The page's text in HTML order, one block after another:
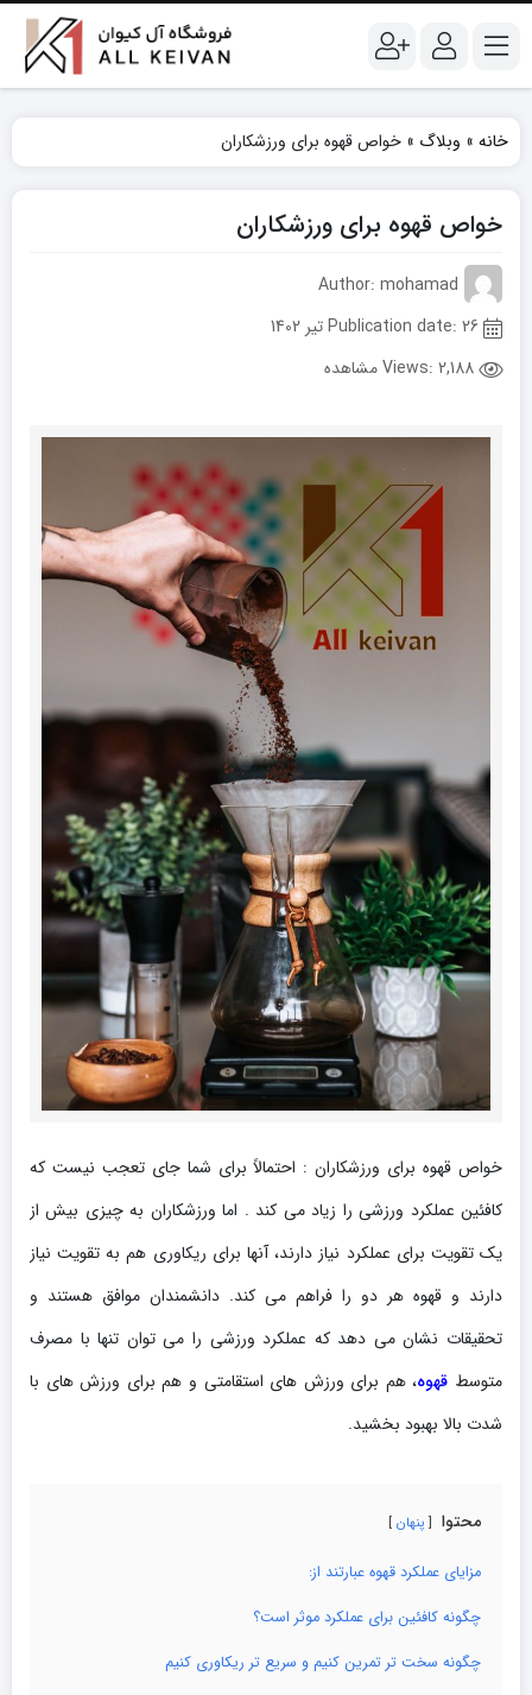
خانه » وبلاگ » خواص قهوه برای ورزشکاران
خواص قهوه برای ورزشکاران
Author: mohamad
2,188 مشاهده
خواص قهوه برای ورزشکاران : احتمالاً برای شما جای تعجب نیست که
کافئین عملکرد ورزشی را زیاد می کند . اما ورزشکاران به چیزی بیش از
یک تقویت برای عملکرد نیاز دارند، آنها برای ریکاوری هم به تقویت نیاز
دارند و قهوه هر دو را فراهم می کند. دانشمندان موافق هستند و
تحقیقات نشان می دهد که عملکرد ورزشی را می توان تنها با مصرف
متوسط قهوه، هم برای ورزش های استقامتی و هم برای ورزش های با
شدت بالا بهبود بخشید.
محتوا پنهان
مزایای عملکرد قهوه عبارتند از:
چگونه کافئین برای عملکرد موثر است؟
چگونه سخت تر تمرین کنیم و سریع تر ریکاوری کنیم